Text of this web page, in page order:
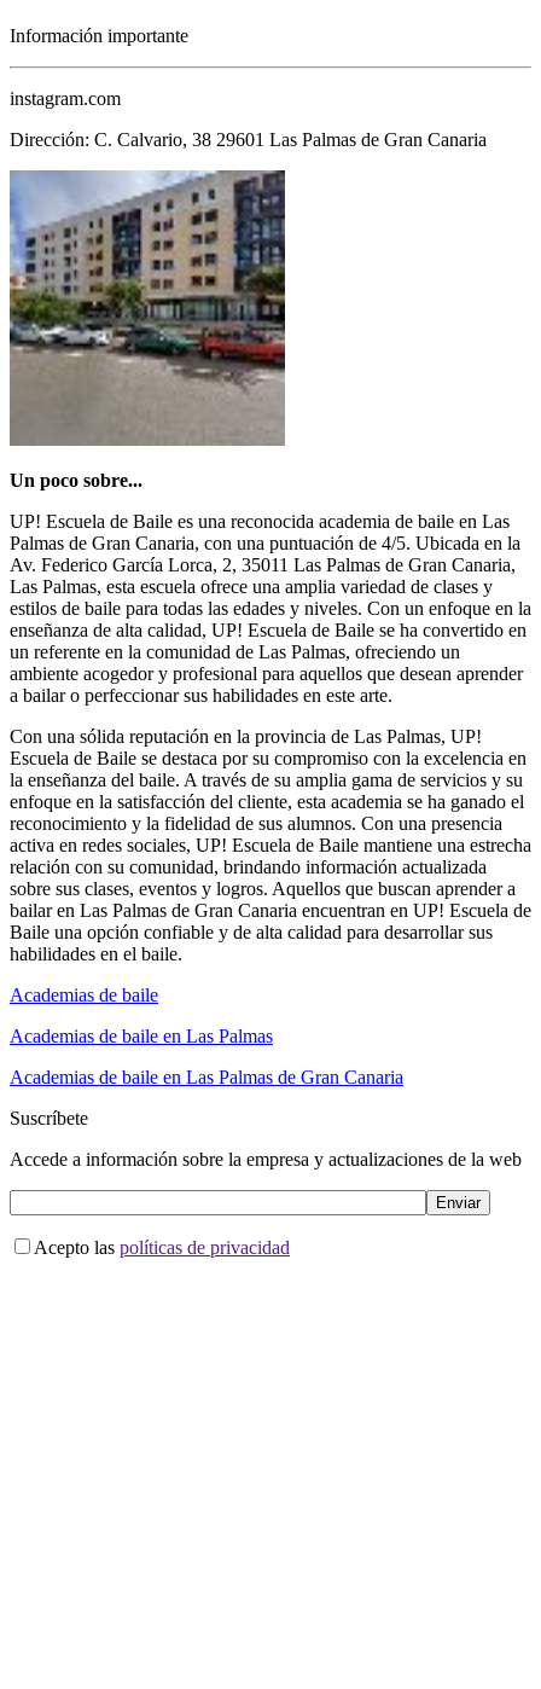
Información importante
instagram.com
Dirección: C. Calvario, 38 29601 Las Palmas de Gran Canaria
Un poco sobre...
UP! Escuela de Baile es una reconocida academia de baile en Las
Palmas de Gran Canaria, con una puntuación de 4/5. Ubicada en la
Av. Federico García Lorca, 2, 35011 Las Palmas de Gran Canaria,
Las Palmas, esta escuela ofrece una amplia variedad de clases y
estilos de baile para todas las edades y niveles. Con un enfoque en la
enseñanza de alta calidad, UP! Escuela de Baile se ha convertido en
un referente en la comunidad de Las Palmas, ofreciendo un
ambiente acogedor y profesional para aquellos que desean aprender
a bailar o perfeccionar sus habilidades en este arte.
Con una sólida reputación en la provincia de Las Palmas, UP!
Escuela de Baile se destaca por su compromiso con la excelencia en
la enseñanza del baile. A través de su amplia gama de servicios y su
enfoque en la satisfacción del cliente, esta academia se ha ganado el
reconocimiento y la fidelidad de sus alumnos. Con una presencia
activa en redes sociales, UP! Escuela de Baile mantiene una estrecha
relación con su comunidad, brindando información actualizada
sobre sus clases, eventos y logros. Aquellos que buscan aprender a
bailar en Las Palmas de Gran Canaria encuentran en UP! Escuela de
Baile una opción confiable y de alta calidad para desarrollar sus
habilidades en el baile.
Academias de baile
Academias de baile en Las Palmas
Academias de baile en Las Palmas de Gran Canaria
Suscríbete
Accede a información sobre la empresa y actualizaciones de la web
Acepto las políticas de privacidad